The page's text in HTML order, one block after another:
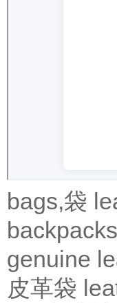
bags,袋
genuine
皮革袋